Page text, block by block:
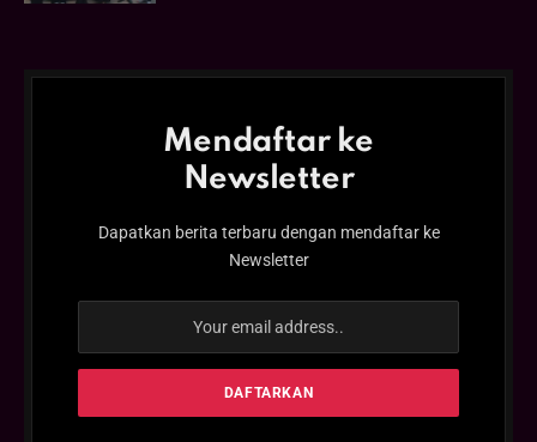
Mendaftar ke
Newsletter
Dapatkan berita terbaru dengan mendaftar ke
Newsletter